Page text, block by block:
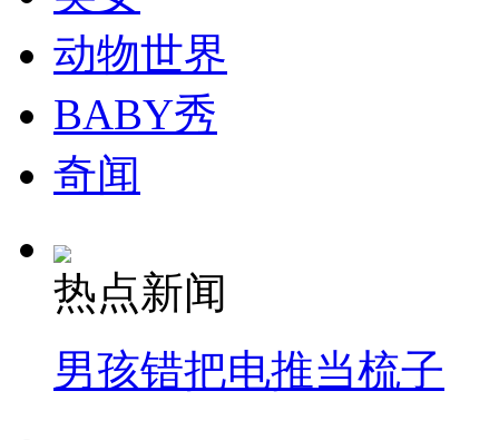
动物世界
BABY秀
奇闻
热点新闻
男孩错把电推当梳子